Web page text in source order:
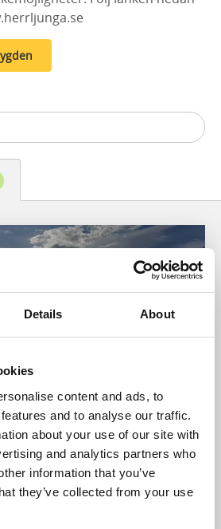
Details About
content and ads, to
and to analyse our traffic.
about your use of our site with
and analytics partners who
information that you’ve
they’ve collected from your use
i Herrljungabygden
i Herrljungabygden, hyr
Norra Sämsjön. Har du egen båt,